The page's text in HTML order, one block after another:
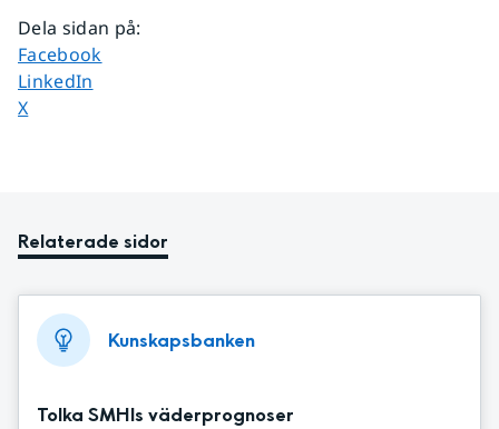
Dela sidan på:
Dela sidan på
Facebook
Dela sidan på
LinkedIn
Dela sidan på
X
Relaterade sidor
Kunskapsbanken
Tolka SMHIs väderprognoser